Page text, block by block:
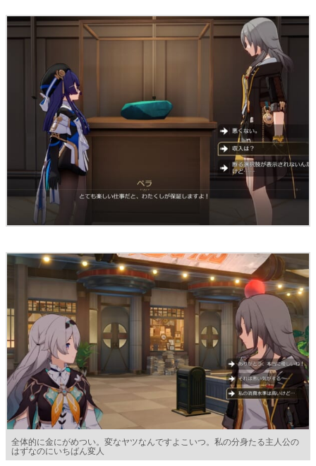
全体的に金にがめつい。変なヤツなんですよこいつ。私の分身たる主人公の
はずなのにいちばん変人